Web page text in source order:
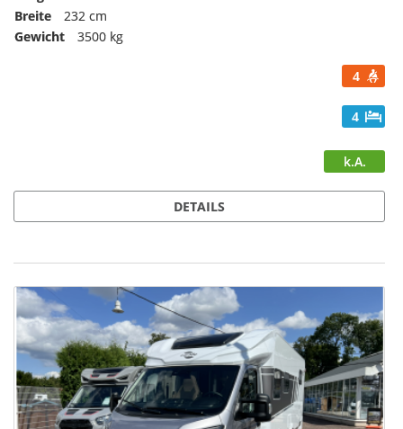
Breite
232 cm
Gewicht
3500 kg
4
4
k.A.
DETAILS